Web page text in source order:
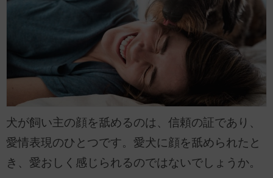
犬が飼い主の顔を舐めるのは、信頼の証であり、
愛情表現のひとつです。愛犬に顔を舐められたと
き、愛おしく感じられるのではないでしょうか。